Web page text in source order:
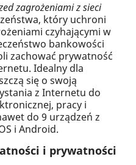
zagrożeniami z sieci
który uchroni
czyhającymi w
bankowości
zachować prywatność
Idealny dla
się o swoją
z Internetu do
pracy i
do 9 urządzeń z
i Android.
i prywatności